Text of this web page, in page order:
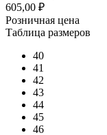
605,00 ₽
Розничная цена
Таблица размеров
40
41
42
43
44
45
46